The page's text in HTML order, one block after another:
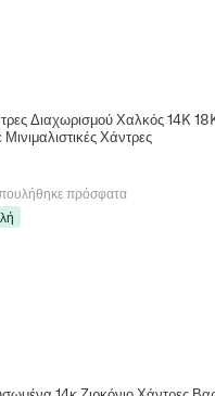
Διαχωρισμού Χαλκός 14K
Χάντρες
πρόσφατα